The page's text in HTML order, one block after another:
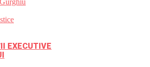
EXECUTIVE